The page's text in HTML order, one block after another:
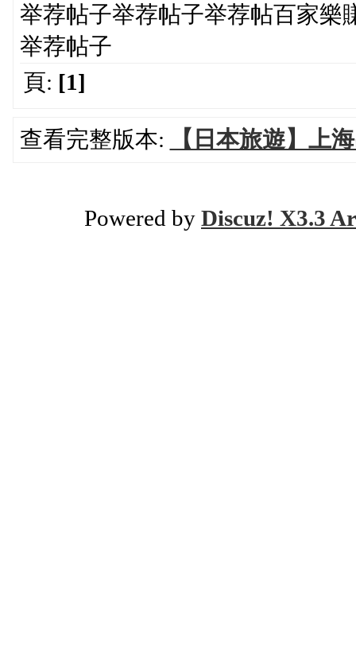
举荐帖子举荐帖子举荐帖百家
举荐帖子
頁: [1]
查看完整版本: 【日本旅遊】上
Powered by Discuz! X3.3